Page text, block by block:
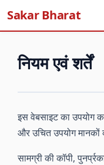
Sakar Bharat
नियम एवं शर्तें
इस वेबसाइट का उपयोग
और उचित उपयोग
सामग्री की कॉपी,